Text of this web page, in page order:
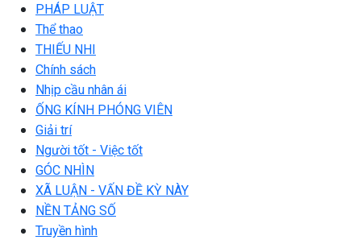
PHÁP LUẬT
Thể thao
THIẾU NHI
Chính sách
Nhịp cầu nhân ái
ỐNG KÍNH PHÓNG VIÊN
Giải trí
Người tốt - Việc tốt
GÓC NHÌN
XÃ LUẬN - VẤN ĐỀ KỲ NÀY
NỀN TẢNG SỐ
Truyền hình